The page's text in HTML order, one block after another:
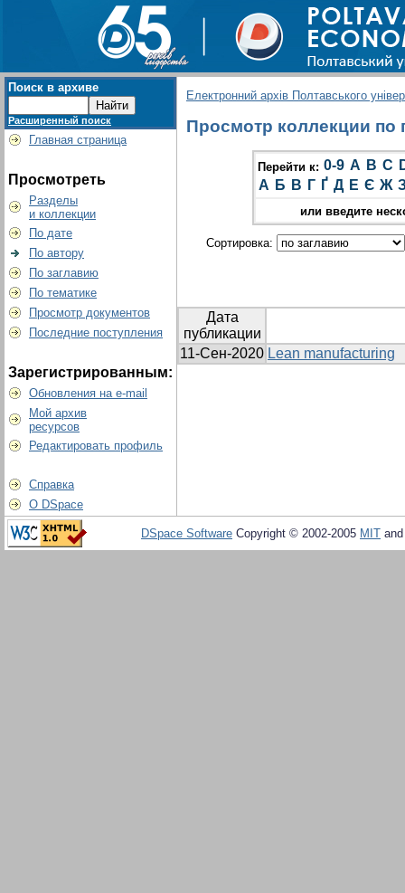
Поиск в архиве
Расширенный поиск
Главная страница
Просмотреть
Разделы
и коллекции
По дате
По автору
По заглавию
По тематике
Просмотр документов
Последние поступления
Зарегистрированным:
Обновления на e-mail
Мой архив
ресурсов
Редактировать профиль
Справка
О DSpace
Електронний архів Полтавського
Просмотр коллекции по
Перейти к: 0-9 A B C
А Б В Г Ґ Д Е Є Ж
или введите
Сортировка:
Дата
публикации
11-Сен-2020 Lean manufacturing
DSpace Software Copyright © 2002-2005 MIT